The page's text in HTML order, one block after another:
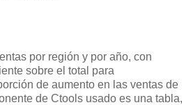
por región y por año, con
sobre el total para
de aumento en las ventas de
de Ctools usado es una tabla,